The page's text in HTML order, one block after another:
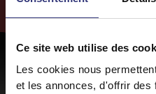
Ce site web utilise des
Les cookies nous
et les annonces, d'offrir des